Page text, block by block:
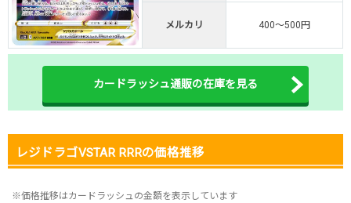
TORAオリパ
・リリース1周年イベント開催中！
・新規登録で最大90%OFF
初回登録で4種類アド確解放
TORAオリパ公式はこちら ＞
メルカリ 400～500円
カードラッシュ通販の在庫を見る
レジドラゴVSTAR RRRの価格推移
※価格推移はカードラッシュの金額を表示しています